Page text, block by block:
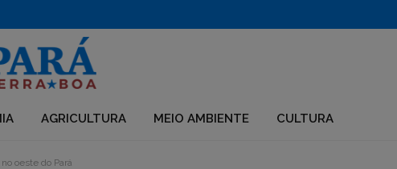
AGRICULTURA MEIO AMBIENTE CULTURA
oeste do Pará